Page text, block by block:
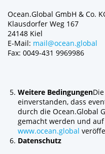
Ocean.Global GmbH & Co.
Klausdorfer Weg 167
24148 Kiel
E-Mail: mail@ocean.global
Fax: 0049-431 9969986
Weitere Bedingungen
einverstanden, dass
durch die Ocean.Global
gemacht werden und
www.ocean.global
Datenschutz